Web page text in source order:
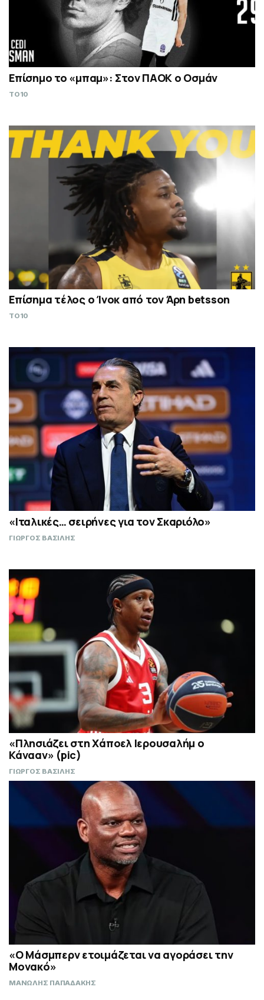
Επίσημο το «μπαμ»: Στον ΠΑΟΚ ο Οσμάν
TO10
Επίσημα τέλος ο Ίνοκ από τον Άρη betsson
TO10
«Ιταλικές… σειρήνες για τον Σκαριόλο»
ΓΙΩΡΓΟΣ ΒΑΣΙΛΗΣ
«Πλησιάζει στη Χάποελ Ιερουσαλήμ ο
Κάνααν» (pic)
ΓΙΩΡΓΟΣ ΒΑΣΙΛΗΣ
«Ο Μάσμπερν ετοιμάζεται να αγοράσει την
Μονακό»
ΜΑΝΩΛΗΣ ΠΑΠΑΔΑΚΗΣ